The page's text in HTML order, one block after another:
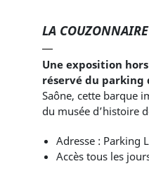
LA
Une exposition
réservé du parking
Saône, cette barque
du musée d’histoire
Adresse : Parking
Accès tous les